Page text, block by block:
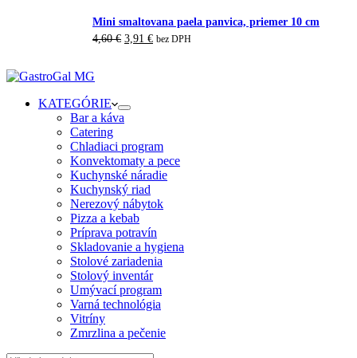
Mini smaltovana paela panvica, priemer 10 cm
4,60€ Pôvodná
3,91 €Aktuálna
bez DPH
KATEGÓRIE
Bar a káva
Catering
Chladiaci program
Konvektomaty a pece
Kuchynské náradie
Kuchynský riad
Nerezový nábytok
Pizza a kebab
Príprava potravín
Skladovanie a hygiena
Stolové zariadenia
Stolový inventár
Umývací program
Varná technológia
Vitríny
Zmrzlina a pečenie